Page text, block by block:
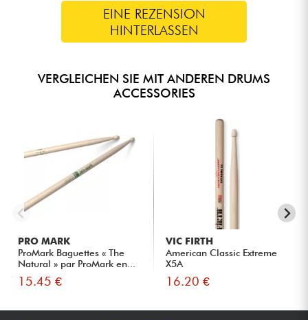
EINE REZENSION
HINTERLASSEN
VERGLEICHEN SIE MIT ANDEREN DRUMS
ACCESSORIES
PRO MARK
ProMark Baguettes « The
Natural » par ProMark en...
15.45 €
VIC FIRTH
American Classic Extreme
X5A
16.20 €